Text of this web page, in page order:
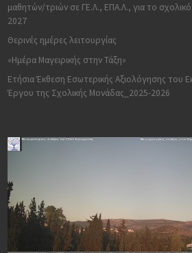
μαθητών/τριών σε ΓΕ.Λ., ΕΠΑ.Λ., για το
2027
Θερινές ημέρες λειτουργίας
«Ημέρα Μαγειρικής στην Τάξη»
Ετήσια Έκθεση Εσωτερικής Αξιολόγησης του
Έργου της Σχολικής Μονάδας_2025-2026